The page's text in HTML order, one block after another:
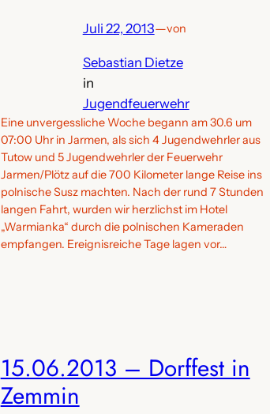
Juli 22, 2013—von
Sebastian Dietze
in
Jugendfeuerwehr
Eine unvergessliche Woche begann am 30.6 um
07:00 Uhr in Jarmen, als sich 4 Jugendwehrler aus
Tutow und 5 Jugendwehrler der Feuerwehr
Jarmen/Plötz auf die 700 Kilometer lange Reise ins
polnische Susz machten. Nach der rund 7 Stunden
langen Fahrt, wurden wir herzlichst im Hotel
„Warmianka“ durch die polnischen Kameraden
empfangen. Ereignisreiche Tage lagen vor…
15.06.2013 – Dorffest in
Zemmin